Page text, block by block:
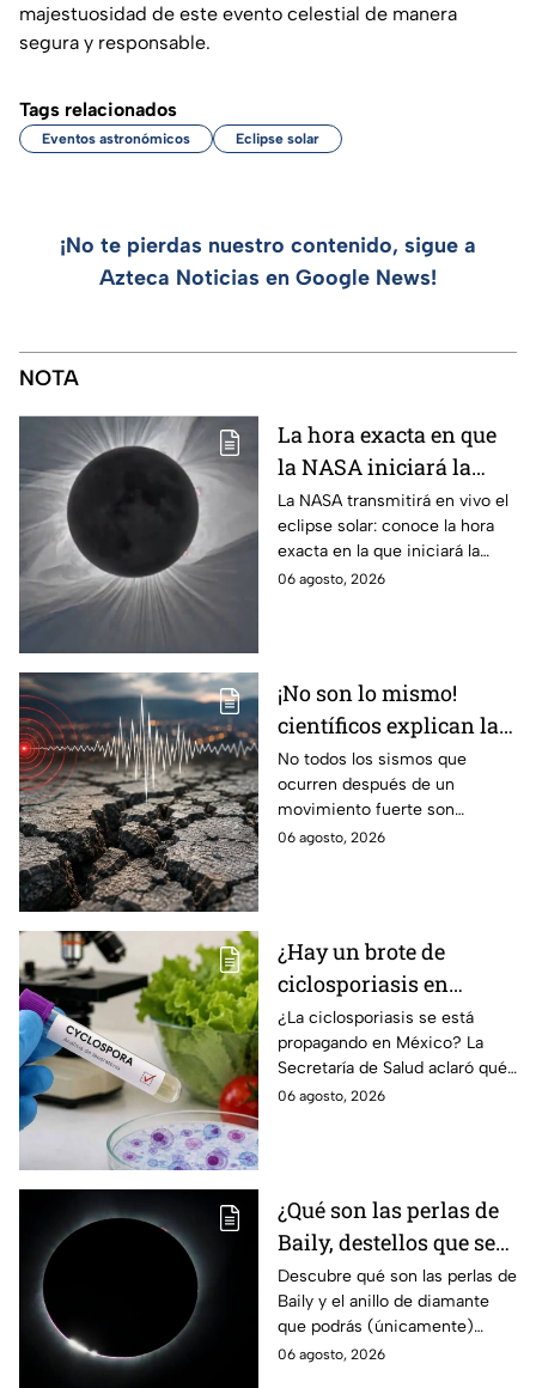
majestuosidad de este evento celestial de manera
segura y responsable.
Tags relacionados
Eventos astronómicos Eclipse solar
¡No te pierdas nuestro contenido, sigue a
Azteca Noticias en Google News!
NOTA
La hora exacta en que
la NASA iniciará la
transmisión en vivo
del eclipse solar
La NASA transmitirá en vivo el
eclipse solar: conoce la hora
exacta en la que iniciará la
cobertura para no perderte de
06 agosto, 2026
¡No son lo mismo!
científicos explican las
diferencias entre
enjambre sísmico y
réplicas
No todos los sismos que
ocurren después de un
movimiento fuerte son
réplicas. Científicos explican
06 agosto, 2026
¿Hay un brote de
ciclosporiasis en
México? Salud rompe
el silencio tras 33 casos
detectados
¿La ciclosporiasis se está
propagando en México? La
Secretaría de Salud aclaró qué
ocurre tras la detección de 33
06 agosto, 2026
¿Qué son las perlas de
Baily, destellos que se
podrán ver
ÚNICAMENTE durante
el eclipse solar 2026 del
12 de agosto?
Descubre qué son las perlas de
Baily y el anillo de diamante
que podrás (únicamente)
observar durante el eclipse
06 agosto, 2026